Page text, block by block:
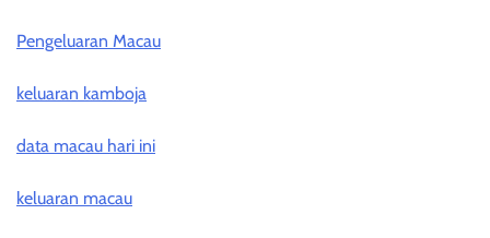
Pengeluaran Macau
keluaran kamboja
data macau hari ini
keluaran macau